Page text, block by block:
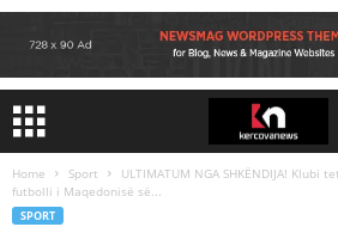
Home Sport
ULTIMATUM NGA SHKËNDIJA!
futbolli i Maqedonisë së...
SPORT